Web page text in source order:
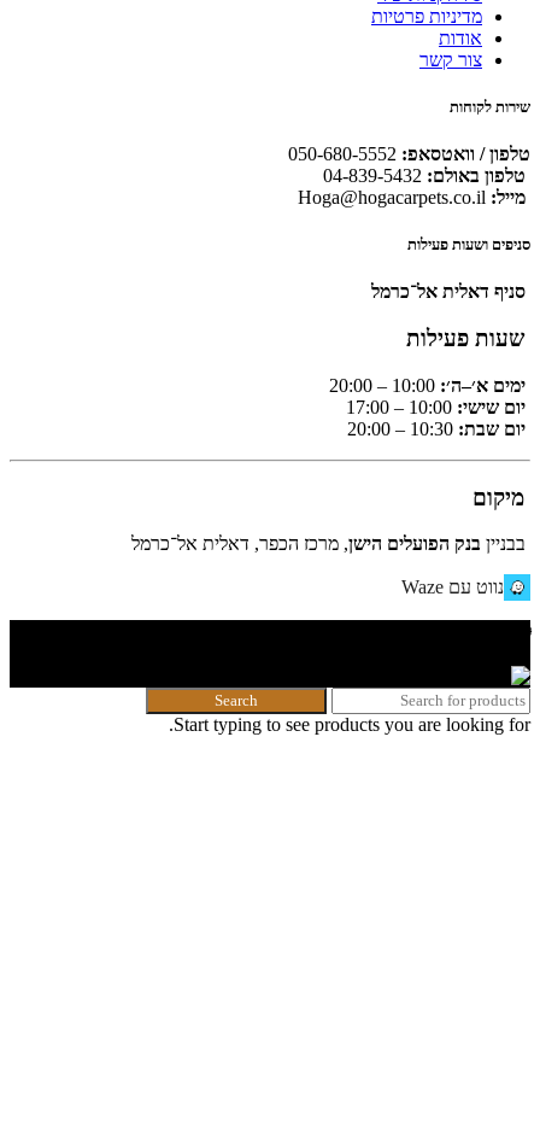
מדיניות פרטיות
אודות
צור קשר
שירות לקוחות
טלפון / וואטסאפ:
טלפון באולם:
מייל: Hoga@hogacarpets.co.il
סניפים ושעות פעילות
סניף דאלית אל־כרמל
שעות פעילות
ימים א׳–ה׳:
יום שישי:
יום שבת:
מיקום
בבניין בנק הפועלים הישן, מרכז הכפר, דאלית אל־כרמל
נווט עם Waze
Search
Start typing to see products you are looking for.